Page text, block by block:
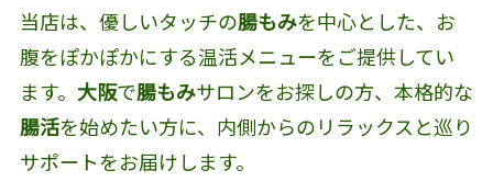
当店は、優しいタッチの腸もみを中心とした、お
腹をぽかぽかにする温活メニューをご提供してい
ます。 大阪で腸もみサロンをお探しの方、本格的な
腸活を始めたい方に、内側からのリラックスと巡り
サポートをお届けします。